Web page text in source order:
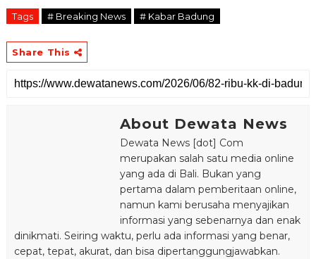
Tags # Breaking News # Kabar Badung
Share This
About Dewata News
Dewata News [dot] Com
merupakan salah satu media online
yang ada di Bali. Bukan yang
pertama dalam pemberitaan online,
namun kami berusaha menyajikan
informasi yang sebenarnya dan enak
dinikmati. Seiring waktu, perlu ada informasi yang benar,
cepat, tepat, akurat, dan bisa dipertanggungjawabkan.